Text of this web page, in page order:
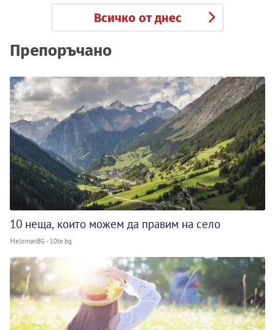
Всичко от днес
Препоръчано
10 неща, които можем да правим на село
MelomanBG - 10te.bg